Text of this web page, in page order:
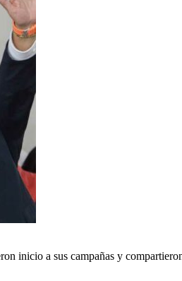
inicio a sus campañas y